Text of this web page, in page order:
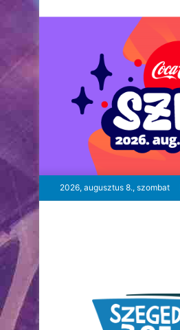
2026, augusztus 8., szombat